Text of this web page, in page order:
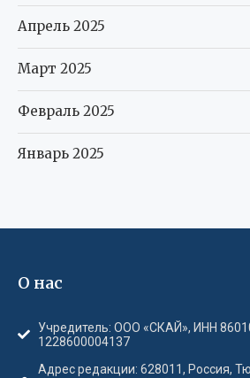
Январь 2025
О нас
д. 2, пом. 7
Телелфон: (3467) 30-77-87